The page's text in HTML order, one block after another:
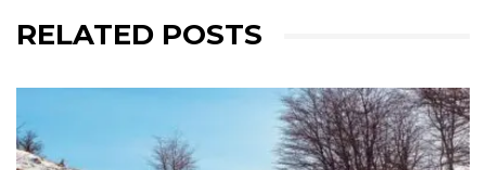
RELATED POSTS